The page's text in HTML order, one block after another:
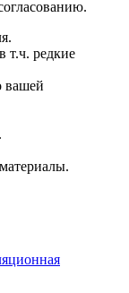
т.ч. редкие
вашей